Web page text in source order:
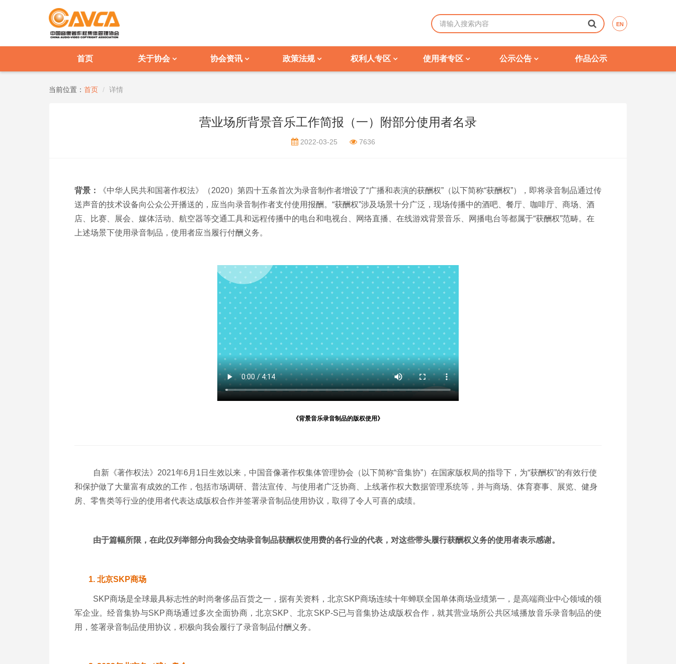
EN
首页 关于协会 协会资讯 政策法规 权利人专区 使用者专区 公示公告 作品公示
当前位置： 首页 详情
营业场所背景音乐工作简报（一）附部分使用者名录
2022-03-25 7636
背景：
《中华人民共和国著作权法》（2020）第四十五条首次为录音制作者增设了“广播和表演的获酬权”（以下简称“获酬权”），即将录音制品通过传
送声音的技术设备向公众公开播送的，应当向录音制作者支付使用报酬。“获酬权”涉及场景十分广泛，现场传播中的酒吧、餐厅、咖啡厅、商场、酒
店、比赛、展会、媒体活动、航空器等交通工具和远程传播中的电台和电视台、网络直播、在线游戏背景音乐、网播电台等都属于“获酬权”范畴。在
上述场景下使用录音制品，使用者应当履行付酬义务。
《背景音乐录音制品的版权使用》
自新《著作权法》2021年6月1日生效以来，中国音像著作权集体管理协会（以下简称“音集协”）在国家版权局的指导下，为“获酬权”的有效行使
和保护做了大量富有成效的工作，包括市场调研、普法宣传、与使用者广泛协商、上线著作权大数据管理系统等，并与商场、体育赛事、展览、健身
房、零售类等行业的使用者代表达成版权合作并签署录音制品使用协议，取得了令人可喜的成绩。
由于篇幅所限，在此仅列举部分向我会交纳录音制品获酬权使用费的各行业的代表，对这些带头履行获酬权义务的使用者表示感谢。
1. 北京SKP商场
SKP商场是全球最具标志性的时尚奢侈品百货之一，据有关资料，北京SKP商场连续十年蝉联全国单体商场业绩第一，是高端商业中心领域的领
军企业。经音集协与SKP商场通过多次全面协商，北京SKP、北京SKP-S已与音集协达成版权合作，就其营业场所公共区域播放音乐录音制品的使
用，签署录音制品使用协议，积极向我会履行了录音制品付酬义务。